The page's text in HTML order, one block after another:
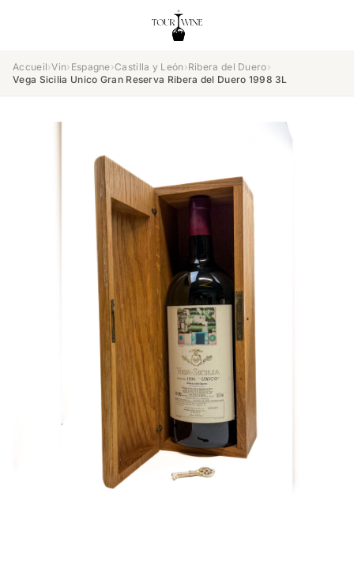
Accueil›Vin› Espagne›Castilla y León ›Ribera del Duero›
Vega Sicilia Unico Gran Reserva Ribera del Duero 1998 3L